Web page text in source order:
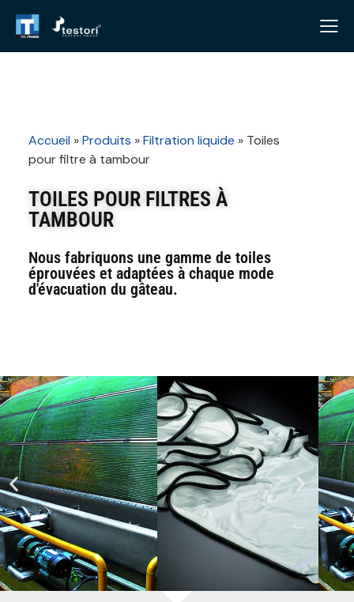
Accueil »Produits »Filtration liquide » Toiles
pour filtre à tambour
TOILES POUR FILTRES À
TAMBOUR
Nous fabriquons une gamme de toiles
éprouvées et adaptées à chaque mode
d'évacuation du gâteau.